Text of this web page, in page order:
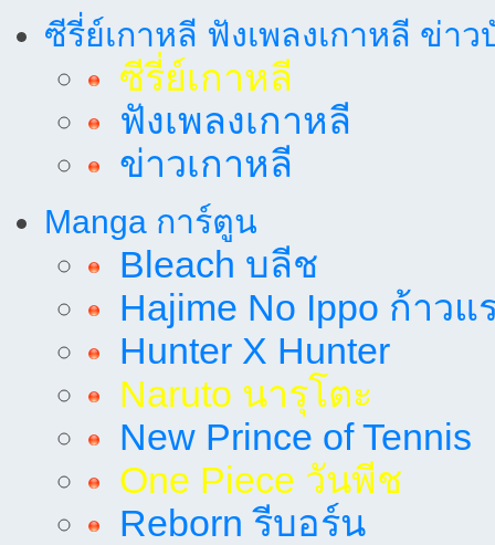
ซีรี่ย์เกาหลี ฟังเพลงเกาหลี ข่าว
ซีรี่ย์เกาหลี
ฟังเพลงเกาหลี
ข่าวเกาหลี
Manga การ์ตูน
Bleach บลีช
Hajime No Ippo ก้าวแ
Hunter X Hunter
Naruto นารุโตะ
New Prince of Tennis
One Piece วันพีช
Reborn รีบอร์น